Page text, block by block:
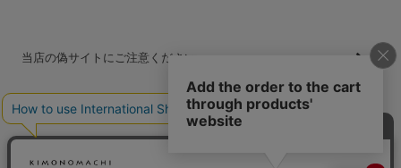
当店の偽サイトにご注意ください
商品の無断販売・転売の禁止について